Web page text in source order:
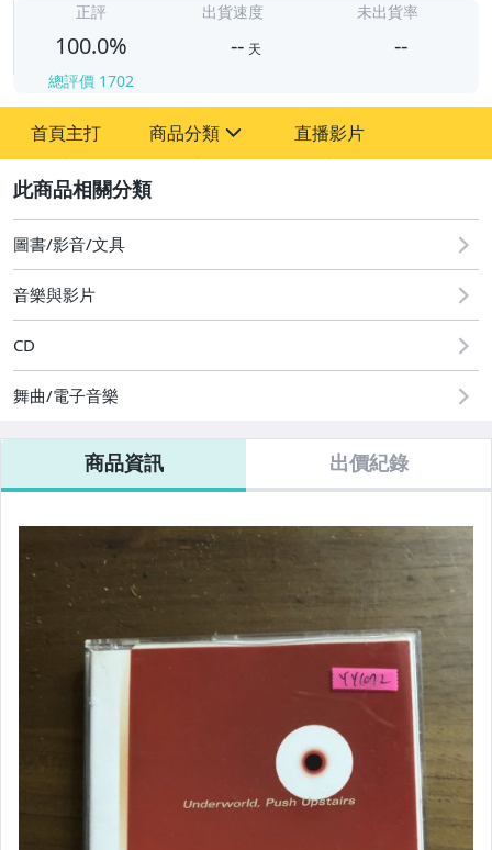
正評
100.0%
總評價 1702
出貨速度
-- 天
未出貨率
--
首頁主打 商品分類
其它
直播影片
圖書/影音/文具
音樂與影片
CD
舞曲/電子音樂
商品資訊 出價紀錄